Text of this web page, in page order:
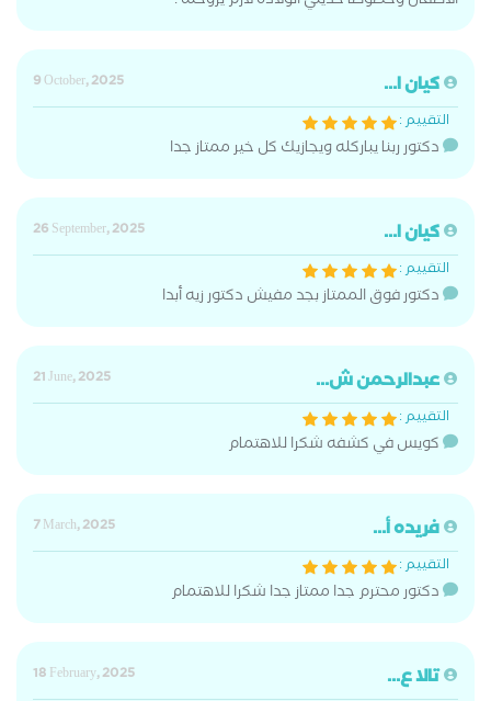
كيان ا...
9 October, 2025
التقييم :
دكتور ربنا يباركله ويجازيك كل خير ممتاز جدا
كيان ا...
26 September, 2025
التقييم :
دكتور فوق الممتاز بجد مفيش دكتور زيه أبدا
عبدالرحمن ش...
21 June, 2025
التقييم :
كويس في كشفه شكرا للاهتمام
فريده أ...
7 March, 2025
التقييم :
دكتور محترم جدا ممتاز جدا شكرا للاهتمام
تالا ع... 18 February, 2025